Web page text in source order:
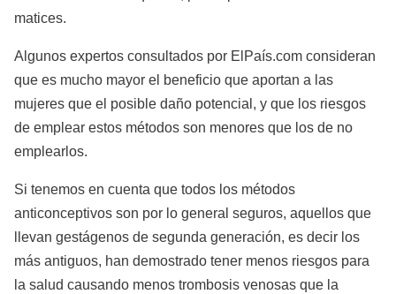
matices.
Algunos expertos consultados por ElPaís.com consideran
que es mucho mayor el beneficio que aportan a las
mujeres que el posible daño potencial, y que los riesgos
de emplear estos métodos son menores que los de no
emplearlos.
Si tenemos en cuenta que todos los métodos
anticonceptivos son por lo general seguros, aquellos que
llevan gestágenos de segunda generación, es decir los
más antiguos, han demostrado tener menos riesgos para
la salud causando menos trombosis venosas que la